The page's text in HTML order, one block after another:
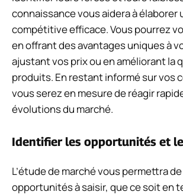
connaissance vous aidera à
compétitive efficace. Vous pourrez
en offrant des avantages uniques à
ajustant vos prix ou en améliorant la
produits. En restant informé sur vos
vous serez en mesure de réagir
évolutions du marché.
Identifier les opportunités et
L’étude de marché vous permettra
opportunités à saisir, que ce soit en